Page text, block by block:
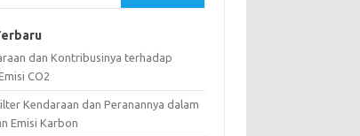
dan Kontribusinya terhadap
CO2
Kendaraan dan Peranannya dalam
Emisi Karbon